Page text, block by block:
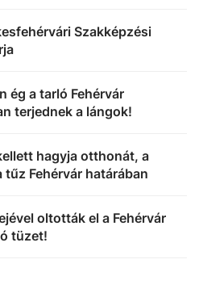
Szakképzési
ég a tarló Fehérvár
terjednek a lángok!
hagyja otthonát, a
tűz Fehérvár határában
oltották el a Fehérvár
tüzet!